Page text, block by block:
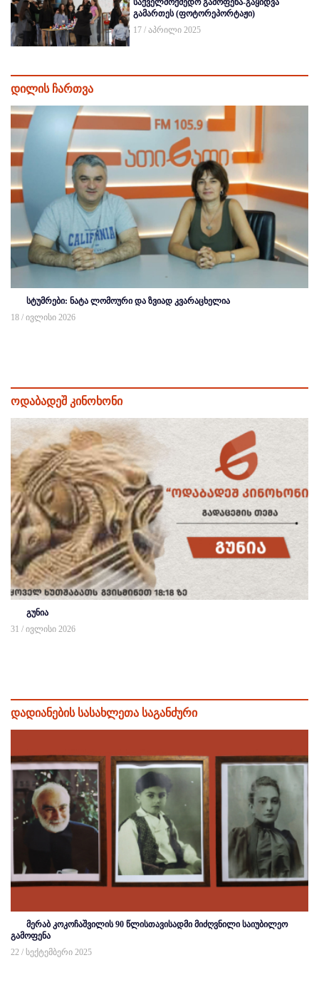
საქველმოქმედო გამოფენა-გაყიდვა
გამართეს (ფოტორეპორტაჟი)
17 / აპრილი 2025
დილის ჩართვა
სტუმრები: ნატა ლომოური და ზვიად კვარაცხელია
18 / ივლისი 2026
ოდაბადეშ კინოხონი
გუნია
31 / ივლისი 2026
დადიანების სასახლეთა საგანძური
მერაბ კოკოჩაშვილის 90 წლისთავისადმი მიძღვნილი საიუბილეო
გამოფენა
22 / სექტემბერი 2025